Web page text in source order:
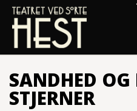
SANDHED OG
STJERNER